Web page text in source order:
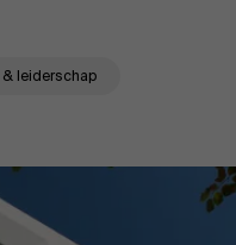
leiderschap